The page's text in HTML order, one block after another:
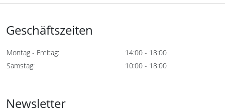
Geschäftszeiten
Montag - Freitag:
14:00 - 18:00
Samstag:
10:00 - 18:00
Newsletter